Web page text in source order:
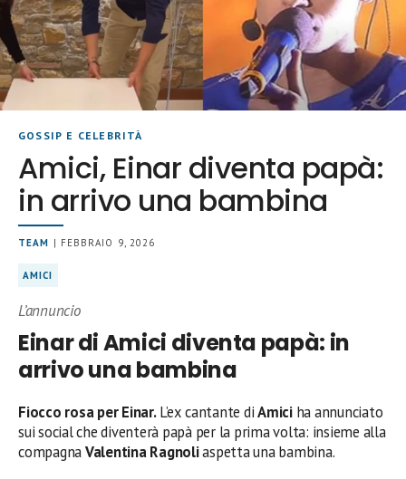
GOSSIP E CELEBRITÀ
Amici, Einar diventa papà:
in arrivo una bambina
TEAM | FEBBRAIO 9, 2026
AMICI
L’annuncio
Einar di Amici diventa papà: in
arrivo una bambina
Fiocco rosa per Einar.L’ex cantante diAmiciha annunciato
sui social che diventerà papà per la prima volta: insieme alla
compagnaValentina Ragnoliaspetta una bambina.